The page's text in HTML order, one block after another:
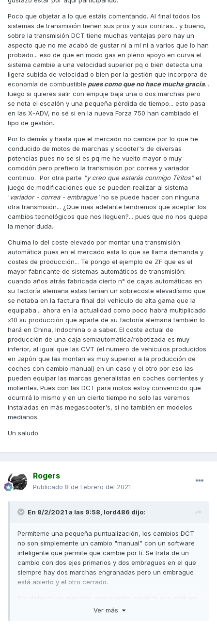
deslizamiento de todo el variador CVT permite un aumento
de revoluciones al motor en un plazo de tiempo más corto
que con otras transmisiones, ese aumento de revoluciones
significa que está transmitiendoTODAla potencia a
la trasmisión,ANTESque cualquier otro sistema de cambio,
lo cuál obviando todos los demás tópicos, permite gracias
al deslizamiento del sistema CVT se obtener mejores
aceleraciones; (no digo que sea mejor, ni peor, solo matizo
el tema y justifico la realidad práctica).
Para entender lo que he explicado, sirva de ejemplo que
cuanto más agresivo es el variador CVT, mejor rendimiento
desgasta correas y embragues, lo cual significa que por su
diseño aumenta el deslizamiento y desgastes en esas
piezas. El JCosta si ir más lejos, confía el arrastre de la
transmisión a unas "balas" que deslizan sobre una
campana haciendo subir las r.p.m. del motor a tope hasta
que arrastra toda la transmisión, lo cuál confirma lo que
estoy diciendo: Se aprovecha un defecto de la
transmisión como es el deslizamiento para conseguir la
potencia motor antes que en cualquier otra transmisión,
y eso confiere al vehículo una aceleración mayor.
Otro ejemplo válido es la colocación de rodillos agresivos
de menos peso en el variador (como los TECPULLEY), ¿que
se consigue con eso?un deslizamiento mayor de la
correa para conseguir un aumento brusco de r.p.m.y que
el vehículo tenga más salida y aceleración, en esto se
basan los rodillos de mayores prestaciones, luego pues se
han tenido que mejorar las correas y demás materiales de
los variadores y embragues para ralentizar el desgaste a
que están sometidos.
Una vez el vehículo en régimen de marcha y a velocidad
constante (o en banco de pruebas) sí que se puede
demostrar que el sistema de trasmisión por correas de
fricción es el que más pérdidas tiene, pero la realidad
práctica es que la ingeniería ha sabido aprovechar un
defecto para convertirlo en una virtud.
Un saludo
es la programación (y los sensores necesarios) para que el
cambio funcione sólo, pero un cambio con un embrague
automático, con las levas en el manillar y siendo el
conductor el que cambie, no tendría por qué ser más caro
que un cambio manual (de hecho, seguiría siendo un
cambio manual) en los scooters lo estamos viendo ya que
todos llevan el embrague automático y recuerdo que ahora
muchas motos de cambio manual YA permiten cambiar sin
tocar el embrague
Salu2
Poco que objetar a lo que estáis comentando. Al final todos los
sistemas de transmisión tienen sus pros y sus contras... y bueno,
sobre la transmisión DCT tiene muchas ventajas pero hay un
aspecto que no me acabó de gustar ni a mí ni a varios que lo han
probado... eso de que en modo gas en pleno apoyo en curva el
sistema cambie a una velocidad superior pq o bien detecta una
ligera subida de velocidad o bien por la gestión que incorpora de
economía de combustible pues como que no hace mucha gracia...
luego si quieres salir con empuje baja una o dos marchas pero
se nota el escalón y una pequeña pérdida de tiempo... esto pasa
en las X-ADV, no sé si en la nueva Forza 750 han cambiado el
tipo de gestión.
Por lo demás y hasta que el mercado no cambie por lo que he
conducido de motos de marchas y scooter's de diversas
potencias pues no se si es pq me he vuelto mayor o muy
comodón pero prefiero la transmisión por correa y variador
continuo. Por otra parte "y creo que estarás conmigo Tiritos"el
juego de modificaciones que se pueden realizar al sistema
'variador - correa - embrague'no se puede hacer con ninguna
otra transmisión... ¿Que mas adelante tendremos que aceptar los
cambios tecnológicos que nos lleguen?... pues que no nos quepa
la menor duda.
Chulma lo del coste elevado por montar una transmisión
automática pues en el mercado esta lo que se llama demanda y
costes de producción... Te pongo el ejemplo de ZF que es el
mayor fabricante de sistemas automáticos de transmisión:
cuando años atrás fabricada cierto n° de cajas automáticas en
su factoría alemana estas tenían un sobrecoste elevadísimo que
se notaba en la factura final del vehículo de alta gama que la
equipaba... ahora en la actualidad como poco habrá multiplicado
x10 su producción que aparte de su factoría alemana también lo
hará en China, Indochina o a saber. El coste actual de
producción de una caja semiautomática/robotizada es muy
inferior, al igual que las CVT (el numero de vehículos producidos
en Japón que las montan es muy superior a la producción de
coches con cambio manual) en un caso y el otro por eso las
pueden equipar las marcas generalistas en coches corrientes y
molientes. Pues con las DCT para motos estoy convencido que
ocurrirá lo mismo y en un cierto tiempo no solo las veremos
instaladas en más megascooter's, si no también en modelos
medianos.
Un saludo
Rogers
Publicado 8 de Febrero del 2021
En 8/2/2021 a las 9:58, lord486 dijo:
Permíteme una pequeña puntualización, los cambios DCT
no son simplemente un cambio "manual" con un software
inteligente que permite que cambie por tí. Se trata de un
cambio con dos ejes primarios y dos embragues en el que
siempre hay dos marchas engranadas pero un embrague
está abierto y el otro cerrado.
Por defecto las marchas engranadas serán la que esté en
uso y la superior, a menos que sea la 6ª y entonces estaría
Ver más